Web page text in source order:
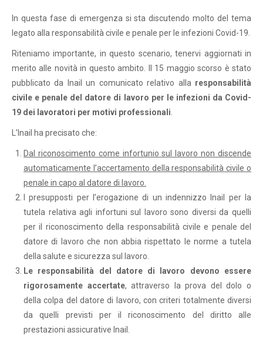
In questa fase di emergenza si sta discutendo molto del tema
legato alla responsabilità civile e penale per le infezioni Covid-19.
Riteniamo importante, in questo scenario, tenervi aggiornati in
merito alle novità in questo ambito. Il 15 maggio scorso è stato
pubblicato da Inail un comunicato relativo alla responsabilità
civile e penale del datore di lavoro per le infezioni da Covid-
19 dei lavoratori per motivi professionali
L’Inail ha precisato che:
Dal riconoscimento come infortunio sul lavoro non discende
automaticamente l’accertamento della responsabilità civile o
penale in capo al datore di lavoro.
I presupposti per l’erogazione di un indennizzo Inail per la
tutela relativa agli infortuni sul lavoro sono diversi da quelli
per il riconoscimento della responsabilità civile e penale del
datore di lavoro che non abbia rispettato le norme a tutela
della salute e sicurezza sul lavoro.
Le responsabilità del datore di lavoro devono essere
rigorosamente accertate, attraverso la prova del dolo o
della colpa del datore di lavoro, con criteri totalmente diversi
da quelli previsti per il riconoscimento del diritto alle
prestazioni assicurative Inail.